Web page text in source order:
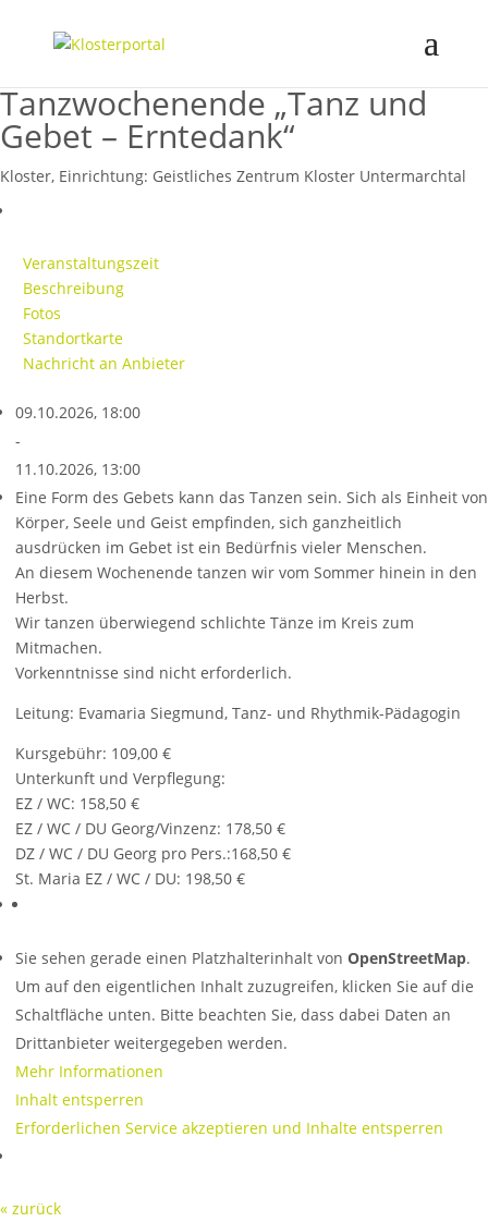
Tanzwochenende „Tanz und
Gebet – Erntedank“
Kloster, Einrichtung: Geistliches Zentrum Kloster Untermarchtal
Veranstaltungszeit
Beschreibung
Fotos
Standortkarte
Nachricht an Anbieter
09.10.2026, 18:00
-
11.10.2026, 13:00
Eine Form des Gebets kann das Tanzen sein. Sich als Einheit von
Körper, Seele und Geist empfinden, sich ganzheitlich
ausdrücken im Gebet ist ein Bedürfnis vieler Menschen.
An diesem Wochenende tanzen wir vom Sommer hinein in den
Herbst.
Wir tanzen überwiegend schlichte Tänze im Kreis zum
Mitmachen.
Vorkenntnisse sind nicht erforderlich.
Leitung: Evamaria Siegmund, Tanz- und Rhythmik-Pädagogin
Kursgebühr: 109,00 €
Unterkunft und Verpflegung:
EZ / WC: 158,50 €
EZ / WC / DU Georg/Vinzenz: 178,50 €
DZ / WC / DU Georg pro Pers.:168,50 €
St. Maria EZ / WC / DU: 198,50 €
Sie sehen gerade einen Platzhalterinhalt von OpenStreetMap.
Um auf den eigentlichen Inhalt zuzugreifen, klicken Sie auf die
Schaltfläche unten. Bitte beachten Sie, dass dabei Daten an
Drittanbieter weitergegeben werden.
Mehr Informationen
Inhalt entsperren
Erforderlichen Service akzeptieren und Inhalte entsperren
« zurück